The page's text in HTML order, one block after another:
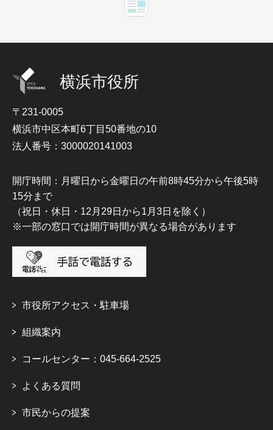
横浜市役所
〒231-0005
横浜市中区本町6丁目50番地の10
法人番号：3000020141003
開庁時間：月曜日から金曜日の午前8時45分から午後5時
15分まで
（祝日・休日・12月29日から1月3日を除く）
※一部の窓口では開庁時間が異なる場合があります
市役所アクセス・駐車場
組織案内
コールセンター：045-664-2525
よくある質問
市民からの提案